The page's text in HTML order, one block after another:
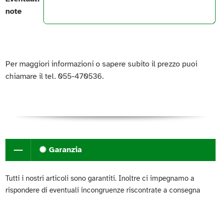
note
Per maggiori informazioni o sapere subito il prezzo puoi
chiamare il tel. 055-470536.
Garanzia
Tutti i nostri articoli sono garantiti. Inoltre ci impegnamo a
rispondere di eventuali incongruenze riscontrate a consegna